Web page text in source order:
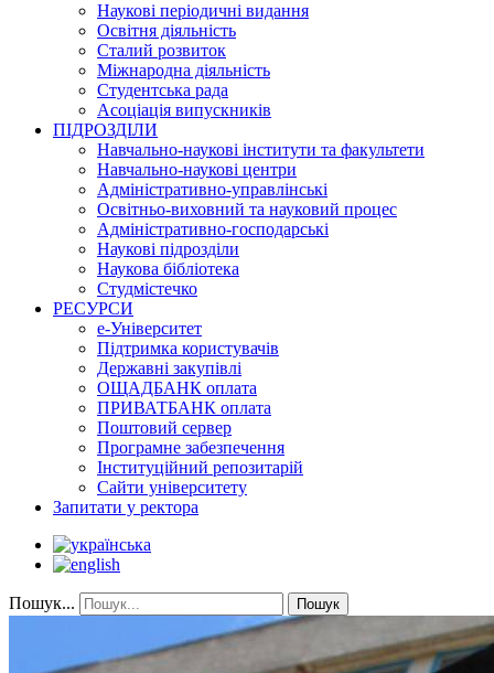
Наукові періодичні видання
Освітня діяльність
Сталий розвиток
Міжнародна діяльність
Студентська рада
Асоціація випускників
ПІДРОЗДІЛИ
Навчально-наукові інститути та факультети
Навчально-наукові центри
Адміністративно-управлінські
Освітньо-виховний та науковий процес
Адміністративно-господарські
Наукові підрозділи
Наукова бібліотека
Студмістечко
РЕСУРСИ
е-Університет
Підтримка користувачів
Державні закупівлі
ОЩАДБАНК оплата
ПРИВАТБАНК оплата
Поштовий сервер
Програмне забезпечення
Інституційний репозитарій
Сайти університету
Запитати у ректора
Пошук... Пошук